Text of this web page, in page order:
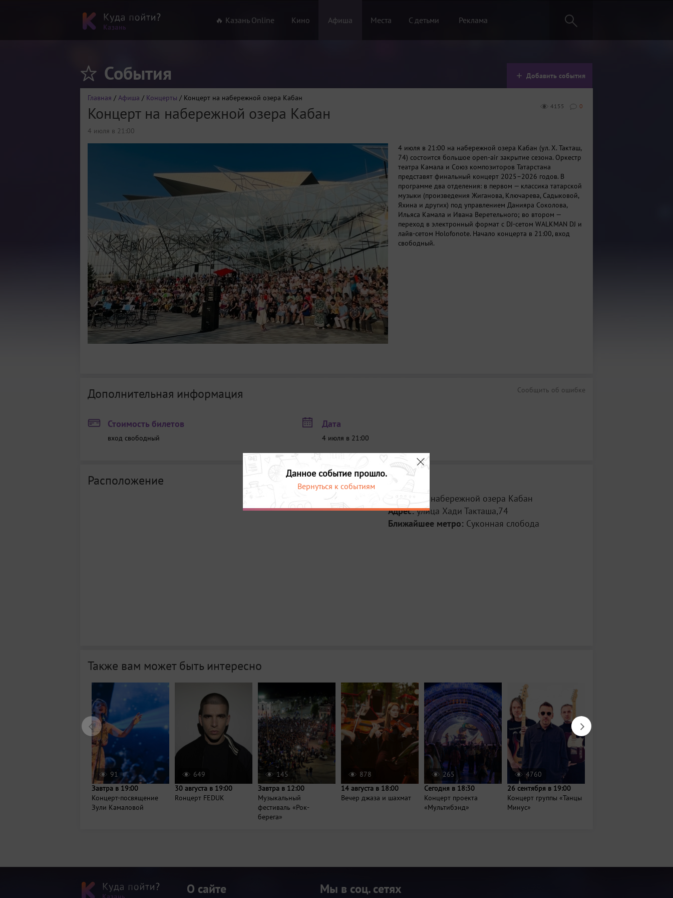
🔥 Казань Online Кино Афиша Места С детьми Реклама
События Добавить события
Главная / Афиша / Концерты / Концерт на набережной озера Кабан
0
4155
Концерт на набережной озера Кабан
4 июля в 21:00
4 июля в 21:00 на набережной озера Кабан (ул. Х. Такташ,
74) состоится большое open-air закрытие сезона. Оркестр
театра Камала и Союз композиторов Татарстана
представят финальный концерт 2025–2026 годов. В
программе два отделения: в первом — классика татарской
музыки (произведения Жиганова, Ключарева, Садыковой,
Яхина и других) под управлением Данияра Соколова,
Ильяса Камала и Ивана Веретельного; во втором —
переход в электронный формат с DJ-сетом WALKMAN DJ и
лайв-сетом Holofonote. Начало концерта в 21:00, вход
свободный.
Сообщить об ошибке
Дополнительная информация
Стоимость билетов
вход свободный
Дата
4 июля в 21:00
Расположение
Место:
На набережной озера Кабан
Адрес:улица Хади Такташа,74
Ближайшее метро: Суконная слобода
Также вам может быть интересно
91
Завтра в 19:00
Концерт-посвящение
Зули Камаловой
649
30 августа в 19:00
Rонцерт FEDUK
145
Завтра в 12:00
Музыкальный
фестиваль «Рок-
берега»
878
14 августа в 18:00
Вечер джаза и шахмат
265
Сегодня в 18:30
Концерт проекта
«Мультибэнд»
4760
26 сентября в 19:00
Концерт группы «Танцы
Минус»
Данное событие прошло.
Вернуться к событиям
О сайте Мы в соц. сетях